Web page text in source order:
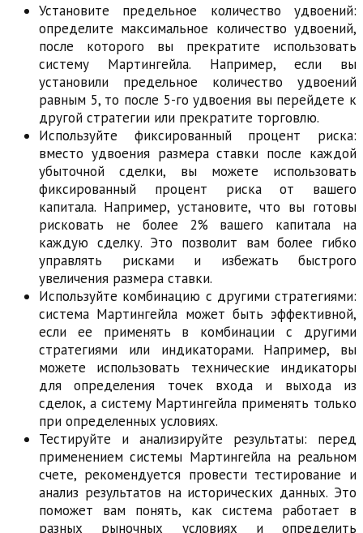
Установите предельное количество удвоений:
определите максимальное количество удвоений,
после которого вы прекратите использовать
систему Мартингейла. Например, если вы
установили предельное количество удвоений
равным 5, то после 5-го удвоения вы перейдете к
другой стратегии или прекратите торговлю.
Используйте фиксированный процент риска:
вместо удвоения размера ставки после каждой
убыточной сделки, вы можете использовать
фиксированный процент риска от вашего
капитала. Например, установите, что вы готовы
рисковать не более 2% вашего капитала на
каждую сделку. Это позволит вам более гибко
управлять рисками и избежать быстрого
увеличения размера ставки.
Используйте комбинацию с другими стратегиями:
система Мартингейла может быть эффективной,
если ее применять в комбинации с другими
стратегиями или индикаторами. Например, вы
можете использовать технические индикаторы
для определения точек входа и выхода из
сделок, а систему Мартингейла применять только
при определенных условиях.
Тестируйте и анализируйте результаты: перед
применением системы Мартингейла на реальном
счете, рекомендуется провести тестирование и
анализ результатов на исторических данных. Это
поможет вам понять, как система работает в
разных рыночных условиях и определить